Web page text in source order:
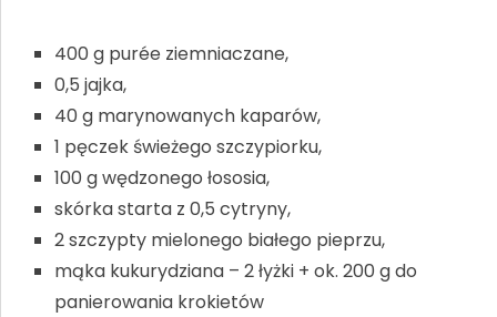
400 g purée ziemniaczane,
0,5 jajka,
40 g marynowanych kaparów,
1 pęczek świeżego szczypiorku,
100 g wędzonego łososia,
skórka starta z 0,5 cytryny,
2 szczypty mielonego białego pieprzu,
mąka kukurydziana – 2 łyżki + ok. 200 g do
panierowania krokietów